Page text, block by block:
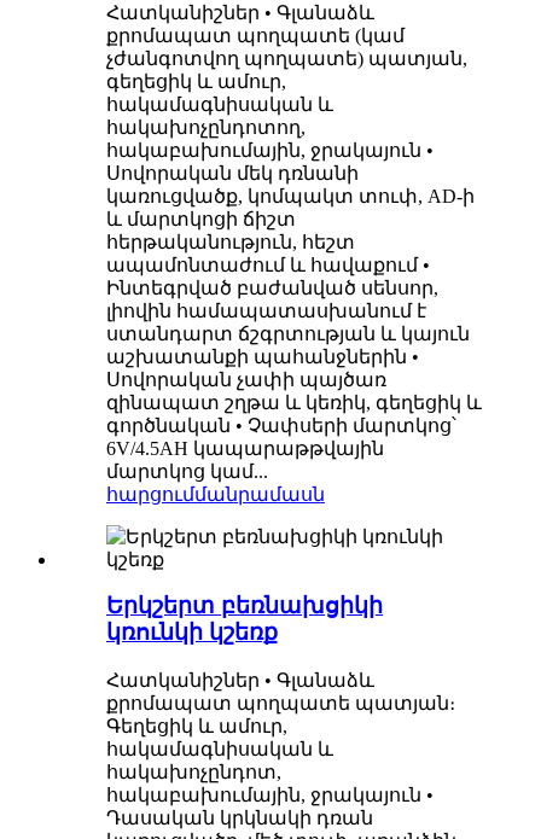
Հատկանիշներ • Գլանաձև
քրոմապատ պողպատե (կամ
չժանգոտվող պողպատե) պատյան,
գեղեցիկ և ամուր,
հակամագնիսական և
հակախոչընդոտող,
հակաբախումային, ջրակայուն •
Սովորական մեկ դռնանի
կառուցվածք, կոմպակտ տուփ, AD-ի
և մարտկոցի ճիշտ
հերթականություն, հեշտ
ապամոնտաժում և հավաքում •
Ինտեգրված բաժանված սենսոր,
լիովին համապատասխանում է
ստանդարտ ճշգրտության և կայուն
աշխատանքի պահանջներին •
Սովորական չափի պայծառ
զինապատ շղթա և կեռիկ, գեղեցիկ և
գործնական • Չափսերի մարտկոց՝
6V/4.5AH կապարաթթվային
մարտկոց կամ...
հարցումմանրամասն
Երկշերտ բեռնախցիկի
կռունկի կշեռք
Հատկանիշներ • Գլանաձև
քրոմապատ պողպատե պատյան։
Գեղեցիկ և ամուր,
հակամագնիսական և
հակախոչընդոտ,
հակաբախումային, ջրակայուն •
Դասական կրկնակի դռան